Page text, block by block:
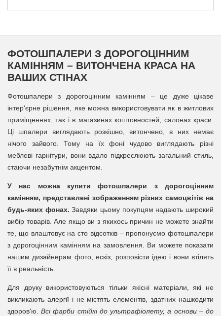
ФОТОШПАЛЕРИ З ДОРОГОЦІННИМ
КАМІННЯМ – ВИТОНЧЕНА КРАСА НА
ВАШИХ СТІНАХ
Фотошпалери з дорогоцінним камінням – це дуже цікаве
інтер'єрне рішення, яке можна використовувати як в житлових
приміщеннях, так і в магазинах коштовностей, салонах краси.
Ці шпалери виглядають розкішно, витончено, в них немає
нічого зайвого. Тому на їх фоні чудово виглядають різні
меблеві гарнітури, вони вдало підкреслюють загальний стиль,
стаючи незабутнім акцентом.
У нас можна купити фотошпалери з дорогоцінним
камінням, представлені зображенням різних самоцвітів на
будь-яких фонах. Завдяки цьому покупцям надають широкий
вибір товарів. Але якщо ви з якихось причин не можете знайти
те, що влаштовує на сто відсотків – пропонуємо фотошпалери
з дорогоцінним камінням на замовлення. Ви можете показати
нашим дизайнерам фото, ескіз, розповісти ідею і вони втілять
її в реальність.
Для друку використовуються тільки якісні матеріали, які не
викликають алергії і не містять елементів, здатних нашкодити
здоров'ю.
Всі фарби стійкі до ультрафіолету, а основи – до